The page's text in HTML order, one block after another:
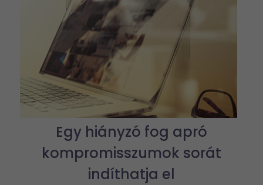
Egy hiányzó fog apró
kompromisszumok sorát
indíthatja el